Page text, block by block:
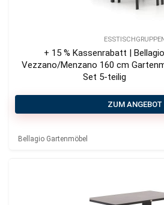
ESSTISCHGRUPPEN
+ 15 % Kassenrabatt | Bellagio
Vezzano/Menzano 160 cm
Set 5-teilig
ZUM ANGEBOT
Bellagio Gartenmöbel